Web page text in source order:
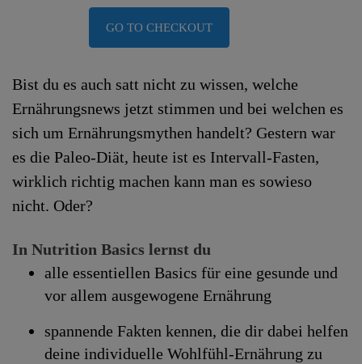
GO TO CHECKOUT
Bist du es auch satt nicht zu wissen, welche
Ernährungsnews jetzt stimmen und bei welchen es
sich um Ernährungsmythen handelt? Gestern war
es die Paleo-Diät, heute ist es Intervall-Fasten,
wirklich richtig machen kann man es sowieso
nicht. Oder?
In Nutrition Basics lernst du
alle essentiellen Basics für eine gesunde und
vor allem ausgewogene Ernährung
spannende Fakten kennen, die dir dabei helfen
deine individuelle Wohlfühl-Ernährung zu